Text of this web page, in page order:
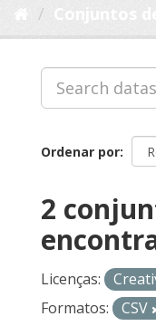
Ordenar por
2
Licenças:
Formatos:
CSV